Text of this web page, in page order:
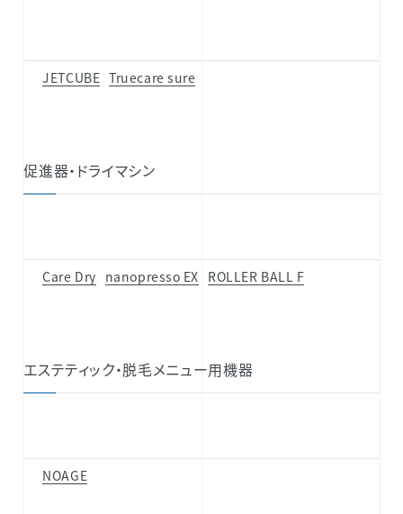
JETCUBE Truecare sure
促進器・ドライマシン
Care Dry nanopresso EX ROLLER BALL F
エステティック・脱毛メニュー用機器
NOAGE